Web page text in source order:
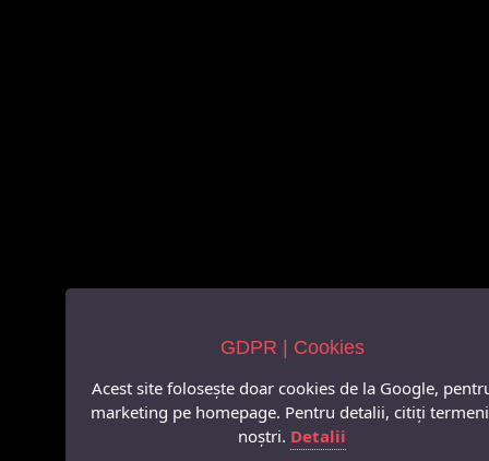
GDPR | Cookies
Acest site folosește doar cookies de la Google,
marketing pe homepage. Pentru detalii, citiți
noștri. Detalii